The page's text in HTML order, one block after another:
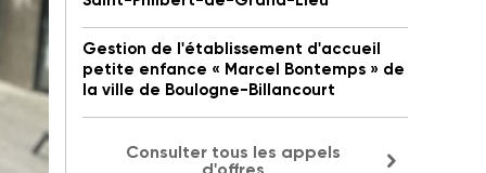
Gestion de l'établissement d'accueil
petite enfance « Marcel Bontemps » de
la ville de Boulogne-Billancourt
Consulter tous les appels